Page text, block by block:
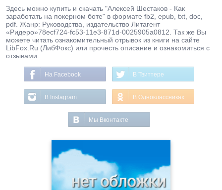
Здесь можно купить и скачать "Алексей Шестаков - Как
заработать на покерном боте" в формате fb2, epub, txt, doc,
pdf. Жанр: Руководства, издательство Литагент
«Ридеро»78ecf724-fc53-11e3-871d-0025905a0812. Так же Вы
можете читать ознакомительный отрывок из книги на сайте
LibFox.Ru (ЛибФокс) или прочесть описание и ознакомиться с
отзывами.
На Facebook В Твиттере
В Instagram В Одноклассниках
Мы Вконтакте